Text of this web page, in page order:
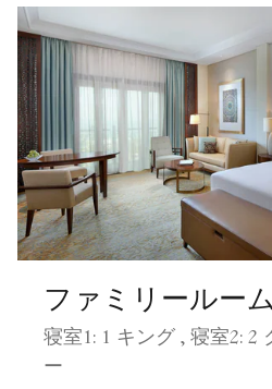
ファミリールーム
寝室1: 1 キング , 寝室2: 2
ー